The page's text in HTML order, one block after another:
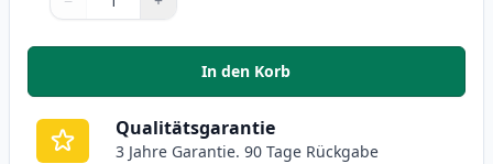
Menge
Verwenden Sie die Tasten, um anzupassen
Menge 1
In den Korb
, 2 stück Canon CLI-526Y gelb
Qualitätsgarantie
3 Jahre Garantie. 90 Tage Rückgabe